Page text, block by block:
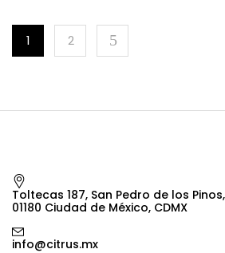
1 2
Toltecas 187, San Pedro de los
01180 Ciudad de México, CDMX
info@citrus.mx